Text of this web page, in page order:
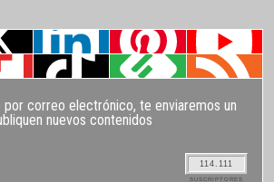
correo electrónico, te enviaremos un
nuevos contenidos
114.111
SUSCRIPTORES